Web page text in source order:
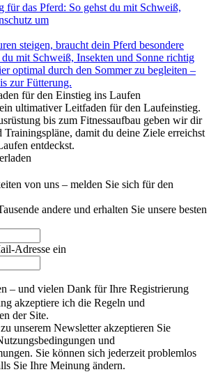
für das Pferd: So gehst du mit Schweiß,
um
steigen, braucht dein Pferd besondere
mit Schweiß, Insekten und Sonne richtig
optimal durch den Sommer zu begleiten –
zur Fütterung.
für den Einstieg ins Laufen
ultimativer Leitfaden für den Laufeinstieg.
bis zum Fitnessaufbau geben wir dir
Trainingspläne, damit du deine Ziele erreichst
entdeckst.
von uns – melden Sie sich für den
andere und erhalten Sie unsere besten
Adresse ein
– und vielen Dank für Ihre Registrierung
akzeptiere ich die Regeln und
der Site.
unserem Newsletter akzeptieren Sie
und
Sie können sich jederzeit problemlos
Sie Ihre Meinung ändern.